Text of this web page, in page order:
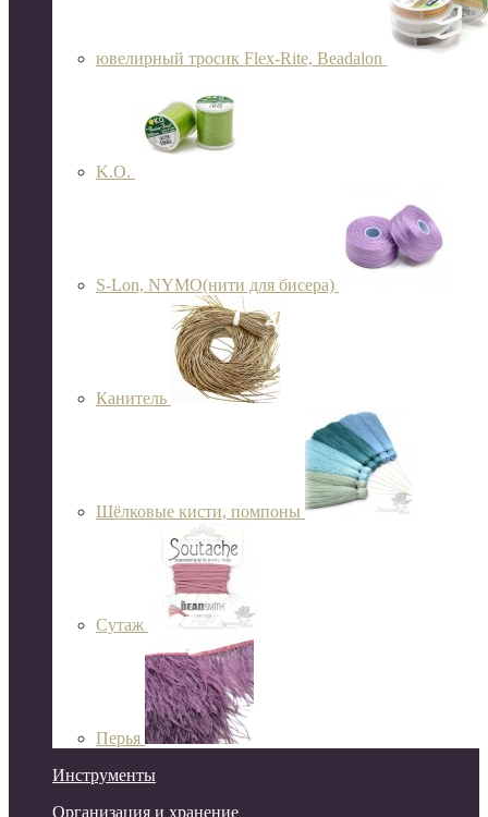
ювелирный тросик Flex-Rite, Beadalon
K.O.
S-Lon, NYMO(нити для бисера)
Канитель
Шёлковые кисти, помпоны
Сутаж
Перья
Инструменты
Организация и хранение